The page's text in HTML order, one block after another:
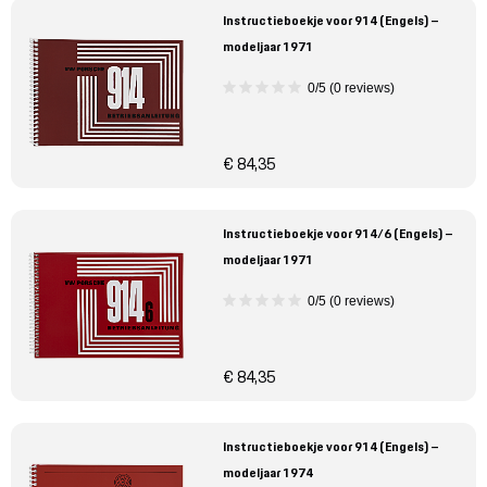
Instructieboekje voor 914 (Engels) –
modeljaar 1971
0/5 (0 reviews)
€ 84,35
Instructieboekje voor 914/6 (Engels) –
modeljaar 1971
0/5 (0 reviews)
€ 84,35
Instructieboekje voor 914 (Engels) –
modeljaar 1974